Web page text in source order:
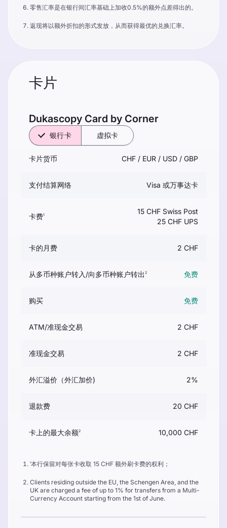
零售汇率是在银行间汇率基础上加收0.5%的额外点差得出的。
返现将以额外折扣的形式发放，从而获得最优的兑换汇率。
卡片
Dukascopy Сard by Corner
银行卡 虚拟卡
卡片货币 CHF / EUR / USD / GBP
支付结算网络 Visa 或万事达卡
卡费1
15 CHF Swiss Post
25 CHF UPS
卡的月费 2 CHF
从多币种账户转入/向多币种账户转出 2 免费
购买 免费
ATM/准现金交易 2 CHF
准现金交易 2 CHF
外汇溢价（外汇加价) 2%
退款费 20 CHF
卡上的最大余额2 10,000 CHF
1本行保留对每张卡收取 15 CHF 额外刷卡费的权利；
Clients residing outside the EU, the Schengen Area, and the
UK are charged a fee of up to 1% for transfers from a Multi-
Currency Account starting from the 1st of June.